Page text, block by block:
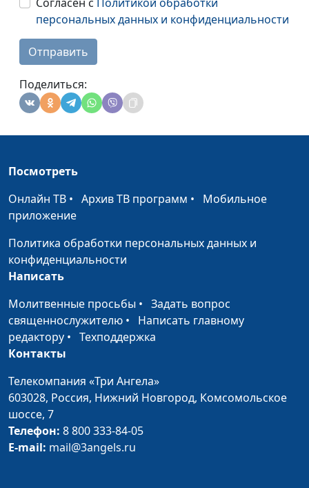
персональных данных и конфиденциальности
Отправить
Поделиться:
Посмотреть
Онлайн ТВ • Архив ТВ программ • Мобильное
приложение
Политика обработки персональных данных и
конфиденциальности
Написать
Молитвенные просьбы • Задать вопрос
священнослужителю • Написать главному
редактору • Техподдержка
Контакты
Телекомпания «Три Ангела»
603028, Россия, Нижний Новгород, Комсомольское
шоссе, 7
Телефон: 8 800 333-84-05
E-mail: mail@3angels.ru